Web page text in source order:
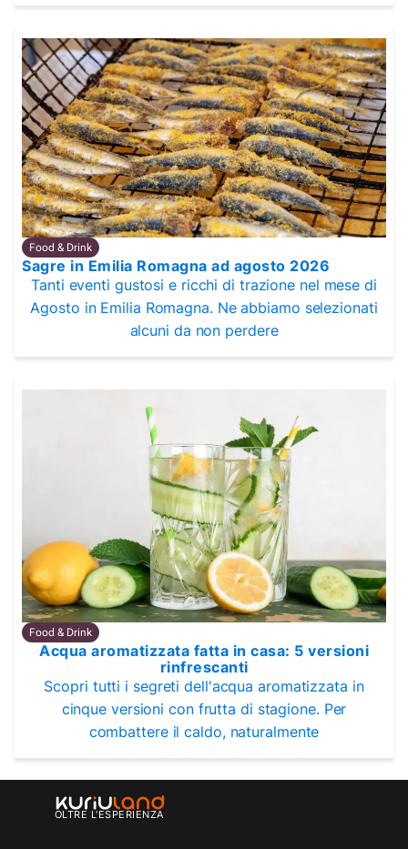
Food & Drink
Sagre in Emilia Romagna ad agosto 2026
Tanti eventi gustosi e ricchi di trazione nel mese di
Agosto in Emilia Romagna. Ne abbiamo selezionati
alcuni da non perdere
Food & Drink
Acqua aromatizzata fatta in casa: 5 versioni
rinfrescanti
Scopri tutti i segreti dell'acqua aromatizzata in
cinque versioni con frutta di stagione. Per
combattere il caldo, naturalmente
OLTRE L'ESPERIENZA